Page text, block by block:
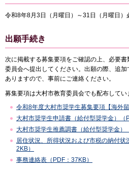
令和8年8月3日（月曜日）～31日（月曜日）
出願手続き
次に掲載する募集要項をご確認の上、必要
委員会へ提出してください。出願の際、追
ありますので、事前にご連絡ください。
募集要項は大村市教育委員会でも配布してい
令和8年度大村市奨学生募集要項【海外
大村市奨学生申請書（給付型奨学金）（
大村市奨学生推薦調書（給付型奨学金）
居住状況、所得状況および市税の納付
2KB）
事務連絡表（PDF：37KB）